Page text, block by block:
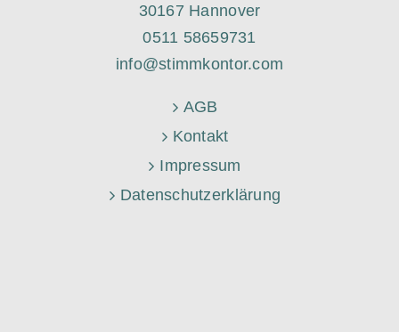
30167 Hannover
0511 58659731
info@stimmkontor.com
AGB
Kontakt
Impressum
Datenschutzerklärung